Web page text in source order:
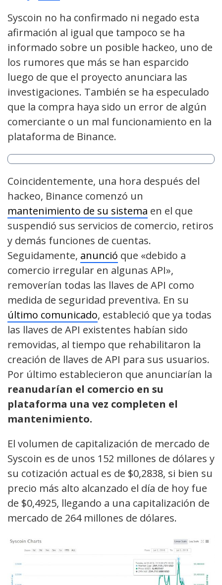
Syscoin no ha confirmado ni negado esta
afirmación al igual que tampoco se ha
informado sobre un posible hackeo, uno de
los rumores que más se han esparcido
luego de que el proyecto anunciara las
investigaciones. También se ha especulado
que la compra haya sido un error de algún
comerciante o un mal funcionamiento en la
plataforma de Binance.
Coincidentemente, una hora después del
hackeo, Binance comenzó un
mantenimiento de su sistema en el que
suspendió sus servicios de comercio, retiros
y demás funciones de cuentas.
Seguidamente, anunció que «debido a
comercio irregular en algunas API»,
removerían todas las llaves de API como
medida de seguridad preventiva. En su
último comunicado, estableció que ya todas
las llaves de API existentes habían sido
removidas, al tiempo que rehabilitaron la
creación de llaves de API para sus usuarios.
Por último establecieron que anunciarían la
reanudarían el comercio en su
plataforma una vez completen el
mantenimiento.
El volumen de capitalización de mercado de
Syscoin es de unos 152 millones de dólares y
su cotización actual es de $0,2838, si bien su
precio más alto alcanzado el día de hoy fue
de $0,4925, llegando a una capitalización de
mercado de 264 millones de dólares.